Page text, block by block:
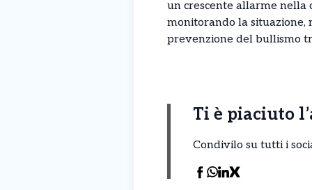
un crescente allarme nella
monitorando la situazione,
prevenzione del bullismo
Ti è piaciuto
Condivilo su tutti i